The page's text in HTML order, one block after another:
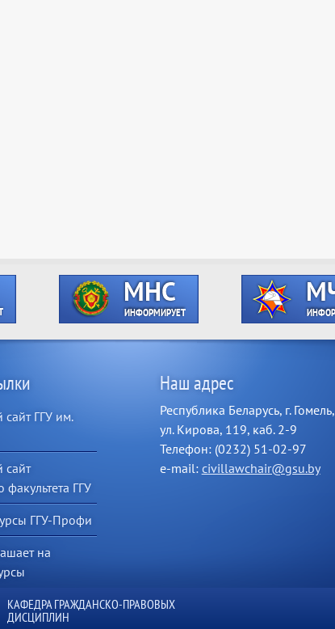
ГГУ им.
ГГУ
ГГУ-Профи
на
Наш адрес
Республика Беларусь, г. Гомель,
ул. Кирова, 119, каб. 2-9
Телефон: (0232) 51-02-97
e-mail: civillawchair@gsu.by
КАФЕДРА ГРАЖДАНСКО-ПРАВОВЫХ
ДИСЦИПЛИН